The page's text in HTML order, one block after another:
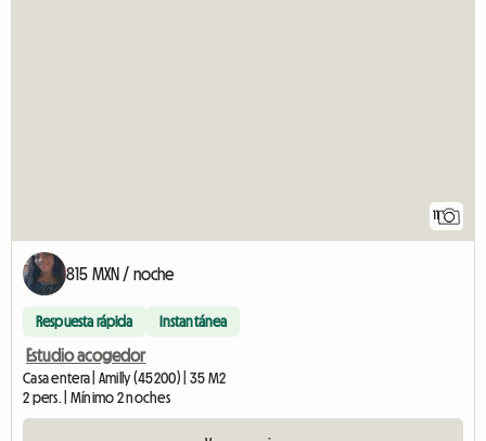
11
815 MXN / noche
Respuesta rápida Instantánea
Estudio acogedor
Casa entera | Amilly (45200) | 35 M2
2 pers. | Mínimo 2 noches